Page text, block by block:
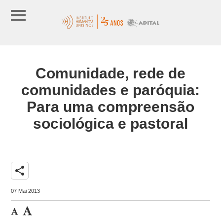
Comunidade, rede de
comunidades e paróquia:
Para uma compreensão
sociológica e pastoral
share
07 Mai 2013